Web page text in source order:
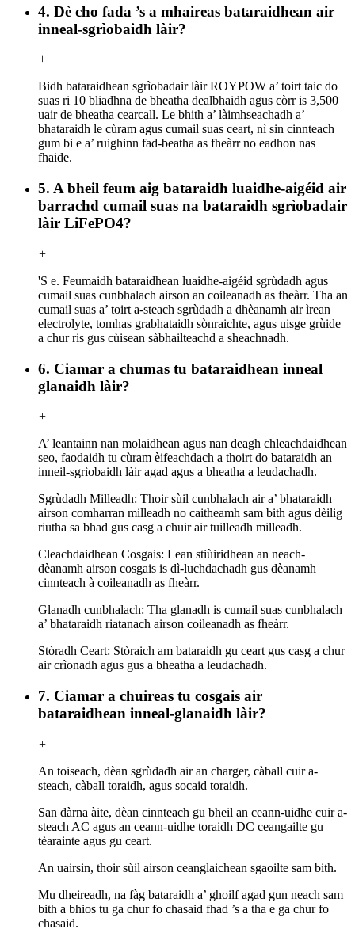
4. Dè cho fada ’s a mhaireas bataraidhean air
inneal-sgrìobaidh làir?
+
Bidh bataraidhean sgrìobadair làir ROYPOW a’ toirt taic do
suas ri 10 bliadhna de bheatha dealbhaidh agus còrr is 3,500
uair de bheatha cearcall. Le bhith a’ làimhseachadh a’
bhataraidh le cùram agus cumail suas ceart, nì sin cinnteach
gum bi e a’ ruighinn fad-beatha as fheàrr no eadhon nas
fhaide.
5. A bheil feum aig bataraidh luaidhe-aigéid air
barrachd cumail suas na bataraidh sgrìobadair
làir LiFePO4?
+
'S e. Feumaidh bataraidhean luaidhe-aigéid sgrùdadh agus
cumail suas cunbhalach airson an coileanadh as fheàrr. Tha an
cumail suas a’ toirt a-steach sgrùdadh a dhèanamh air ìrean
electrolyte, tomhas grabhataidh sònraichte, agus uisge grùide
a chur ris gus cùisean sàbhailteachd a sheachnadh.
6. Ciamar a chumas tu bataraidhean inneal
glanaidh làir?
+
A’ leantainn nan molaidhean agus nan deagh chleachdaidhean
seo, faodaidh tu cùram èifeachdach a thoirt do bataraidh an
inneil-sgrìobaidh làir agad agus a bheatha a leudachadh.
Sgrùdadh Milleadh: Thoir sùil cunbhalach air a’ bhataraidh
airson comharran milleadh no caitheamh sam bith agus dèilig
riutha sa bhad gus casg a chuir air tuilleadh milleadh.
Cleachdaidhean Cosgais: Lean stiùiridhean an neach-
dèanamh airson cosgais is dì-luchdachadh gus dèanamh
cinnteach à coileanadh as fheàrr.
Glanadh cunbhalach: Tha glanadh is cumail suas cunbhalach
a’ bhataraidh riatanach airson coileanadh as fheàrr.
Stòradh Ceart: Stòraich am bataraidh gu ceart gus casg a chur
air crìonadh agus gus a bheatha a leudachadh.
7. Ciamar a chuireas tu cosgais air
bataraidhean inneal-glanaidh làir?
+
An toiseach, dèan sgrùdadh air an charger, càball cuir a-
steach, càball toraidh, agus socaid toraidh.
San dàrna àite, dèan cinnteach gu bheil an ceann-uidhe cuir a-
steach AC agus an ceann-uidhe toraidh DC ceangailte gu
tèarainte agus gu ceart.
An uairsin, thoir sùil airson ceanglaichean sgaoilte sam bith.
Mu dheireadh, na fàg bataraidh a’ ghoilf agad gun neach sam
bith a bhios tu ga chur fo chasaid fhad ’s a tha e ga chur fo
chasaid.